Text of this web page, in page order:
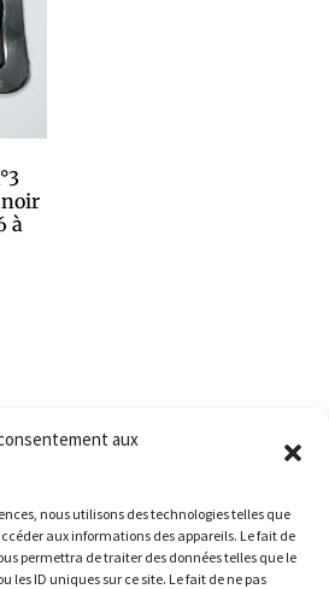
aux
nous utilisons des technologies telles que
aux informations des appareils. Le fait de
permettra de traiter des données telles que le
les ID uniques sur ce site. Le fait de ne pas
noir
à